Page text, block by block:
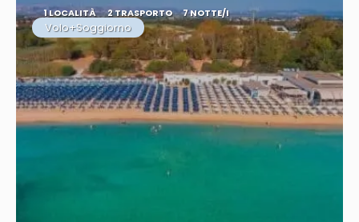
1 LOCALITÀ 2 TRASPORTO 7 NOTTE/I
Volo+Soggiorno